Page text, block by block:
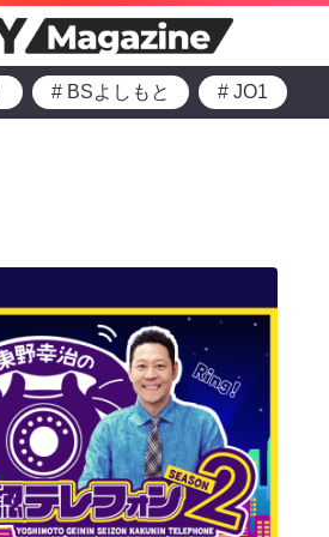
# BSよしもと # JO1